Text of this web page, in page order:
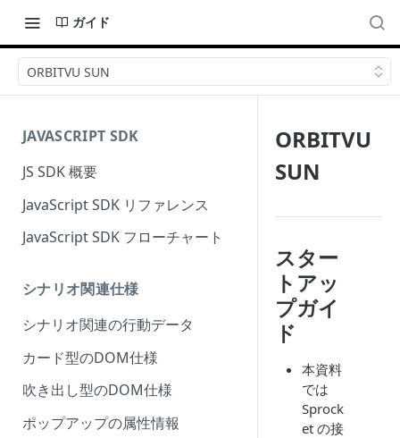
ガイド
ORBITVU SUN
JAVASCRIPT SDK
JS SDK 概要
JavaScript SDK リファレンス
JavaScript SDK フローチャート
シナリオ関連仕様
シナリオ関連の行動データ
カード型のDOM仕様
吹き出し型のDOM仕様
ポップアップの属性情報
ORBITVU
SUN
スター
トアッ
プガイ
ド
本資料
では
Sprock
et の接